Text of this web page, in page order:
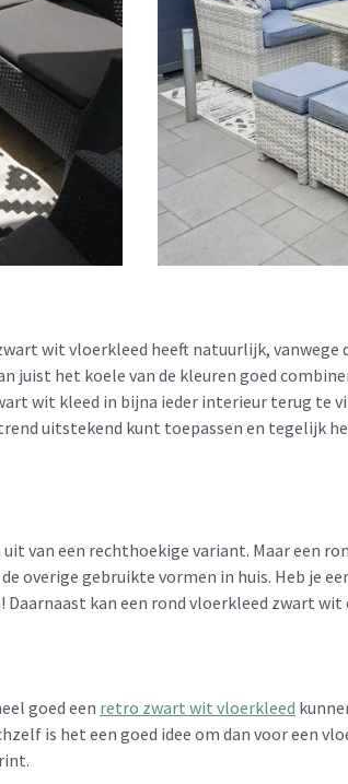
wit vloerkleed heeft natuurlijk, vanwege
juist het koele van de kleuren goed
wit kleed in bijna ieder interieur terug te
uitstekend kunt toepassen en tegelijk
van een rechthoekige variant. Maar een
overige gebruikte vormen in huis. Heb je
kan een rond vloerkleed zwart
goed een retro zwart wit vloerkleed
is het een goed idee om dan voor een